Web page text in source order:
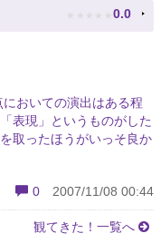
★ ★ ★ ★ ★ 0.0
おいての演出はある程
表現」というものがした
取ったほうがいっそ良か
0 2007/11/08 00:44
観てきた！一覧へ